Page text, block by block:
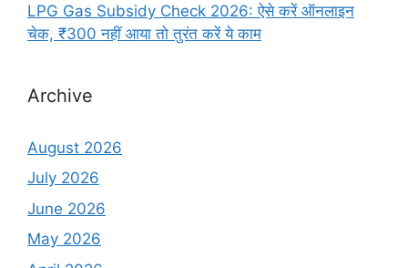
LPG Gas Subsidy Check 2026: ऐसे करें ऑनलाइन
चेक, ₹300 नहीं आया तो तुरंत करें ये काम
Archive
August 2026
July 2026
June 2026
May 2026